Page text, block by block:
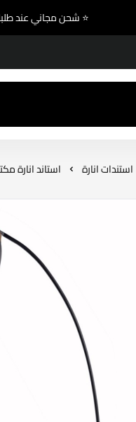
⭐ شحن مجاني عند
استندات انارة استاند انارة